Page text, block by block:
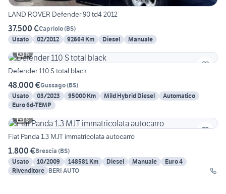
LAND ROVER Defender 90 td4 2012
37.500 €Capriolo(BS)
Usato
02/2012 92664 Km Diesel
Manuale
6
Defender 110 S total black
48.000 €Gussago(BS)
Usato
03/2023 95000 Km Mild Hybrid Diesel
Automatico
Euro 6d-TEMP
8
Fiat Panda 1.3 MJT immatricolata autocarro
1.800 €Brescia (BS)
Usato
10/2009 148581 Km Diesel Manuale
Euro 4
Rivenditore BERI AUTO